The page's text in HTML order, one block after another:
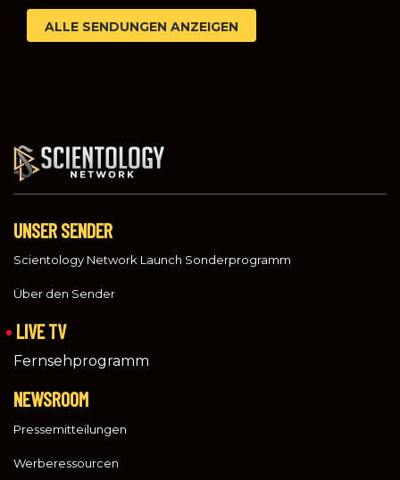
ALLE SENDUNGEN ANZEIGEN
UNSER SENDER
Scientology Network Launch Sonderprogramm
Über den Sender
LIVE TV
Fernsehprogramm
NEWSROOM
Pressemitteilungen
Werberessourcen